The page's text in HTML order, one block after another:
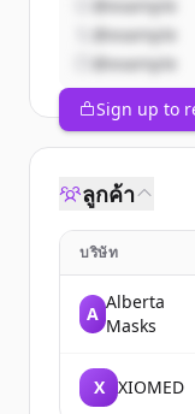
@example
@example
@example
Sign up to
ลูกค้า
บริษัท
A
Alberta
Masks
X XIOMED